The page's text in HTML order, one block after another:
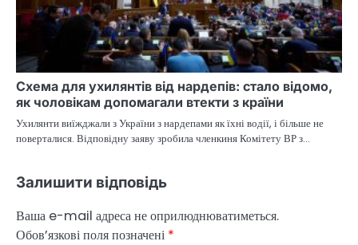
Схема для ухилянтів від нардепів: стало відомо,
як чоловікам допомагали втекти з країни
Ухилянти виїжджали з України з нардепами як їхні водії, і більше не
поверталися. Відповідну заяву зробила членкиня Комітету ВР з…
Залишити відповідь
Ваша e-mail адреса не оприлюднюватиметься.
Обов’язкові поля позначені *